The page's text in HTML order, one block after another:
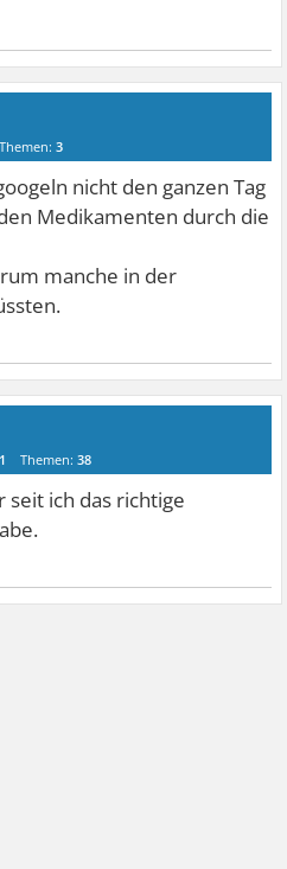
Themen:3
nicht den ganzen Tag
Medikamenten durch die
manche in der
Themen:38
seit ich das richtige